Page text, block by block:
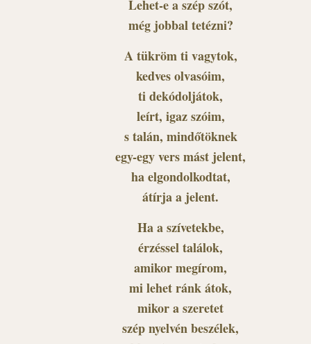
Lehet-e a szép szót,
még jobbal tetézni?
A tükröm ti vagytok,
kedves olvasóim,
ti dekódoljátok,
leírt, igaz szóim,
s talán, mindőtöknek
egy-egy vers mást jelent,
ha elgondolkodtat,
átírja a jelent.
Ha a szívetekbe,
érzéssel találok,
amikor megírom,
mi lehet ránk átok,
mikor a szeretet
szép nyelvén beszélek,